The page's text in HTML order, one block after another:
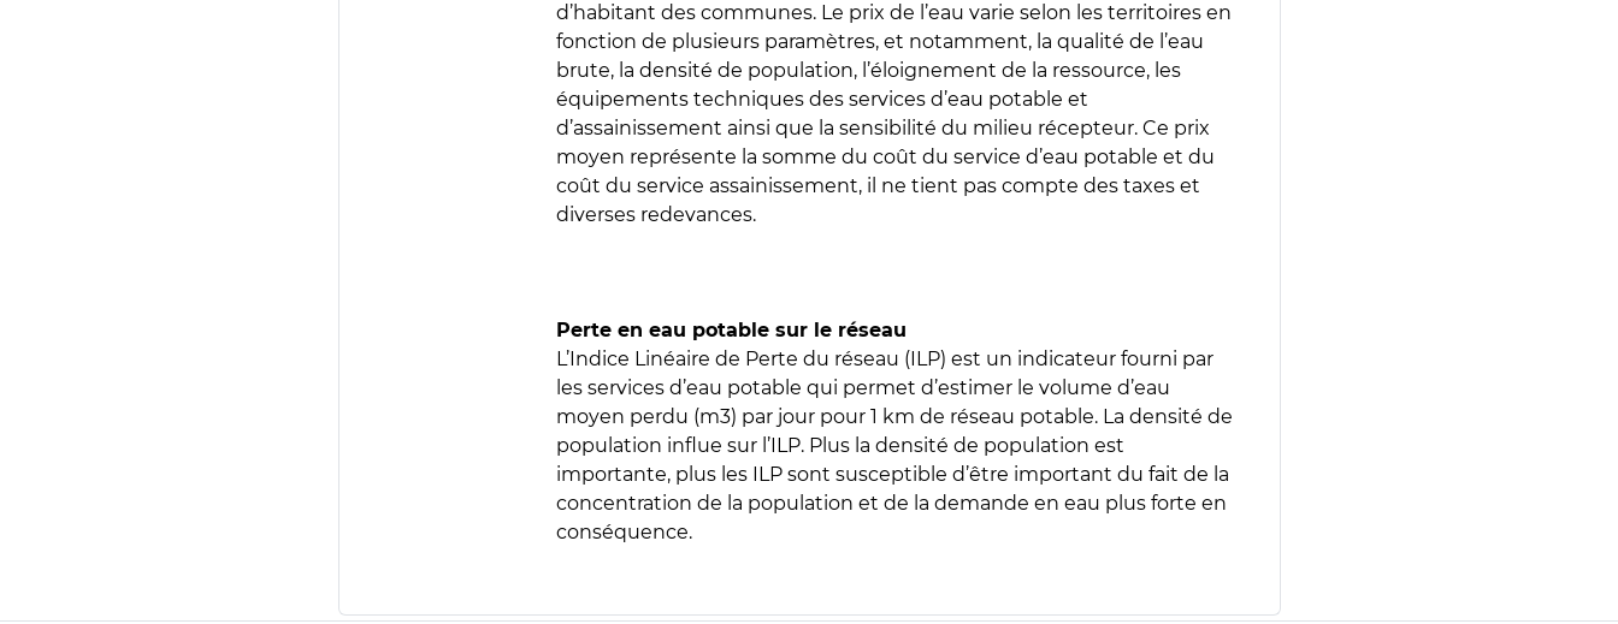
d’habitant des communes. Le prix de l’eau varie selon les territoires en
fonction de plusieurs paramètres, et notamment, la qualité de l’eau
brute, la densité de population, l’éloignement de la ressource, les
équipements techniques des services d’eau potable et
d’assainissement ainsi que la sensibilité du milieu récepteur. Ce prix
moyen représente la somme du coût du service d’eau potable et du
coût du service assainissement, il ne tient pas compte des taxes et
diverses redevances.
Perte en eau potable sur le réseau
L’Indice Linéaire de Perte du réseau (ILP) est un indicateur fourni par
les services d’eau potable qui permet d’estimer le volume d’eau
moyen perdu (m3) par jour pour 1 km de réseau potable. La densité de
population influe sur l’ILP. Plus la densité de population est
importante, plus les ILP sont susceptible d’être important du fait de la
concentration de la population et de la demande en eau plus forte en
conséquence.